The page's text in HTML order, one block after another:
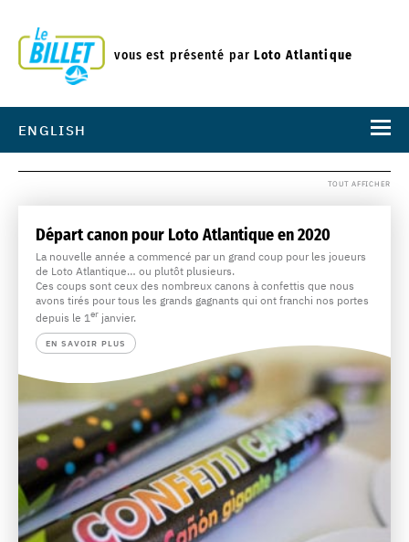
vous est présenté parLoto Atlantique
ENGLISH
TOUT AFFICHER
Départ canon pour Loto Atlantique en 2020
La nouvelle année a commencé par un grand coup pour les joueurs
de Loto Atlantique… ou plutôt plusieurs.
Ces coups sont ceux des nombreux canons à confettis que nous
avons tirés pour tous les grands gagnants qui ont franchi nos portes
depuis le 1er janvier.
EN SAVOIR PLUS